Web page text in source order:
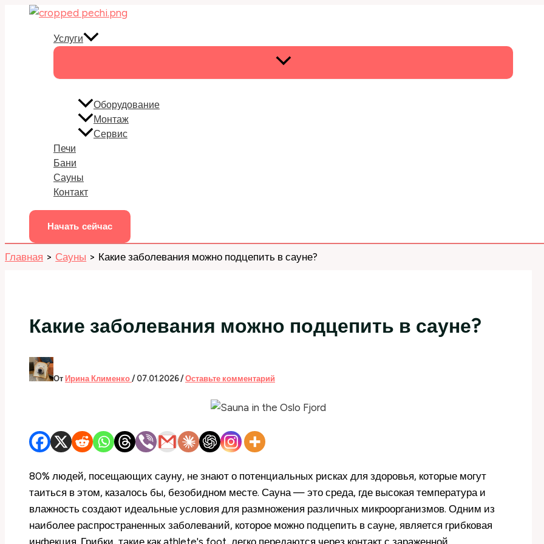
Перейти
содержимому
Услуги
Оборудование
Монтаж
Сервис
Печи
Бани
Сауны
Контакт
Начать сейчас
Главная Сауны Какие заболевания можно подцепить в сауне?
Какие заболевания можно подцепить в сауне?
От Ирина Клименко / 07.01.2026/Оставьте комментарий
80% людей, посещающих сауну, не знают о потенциальных рисках для здоровья, которые могут
таиться в этом, казалось бы, безобидном месте. Сауна — это среда, где высокая температура и
влажность создают идеальные условия для размножения различных микроорганизмов. Одним из
наиболее распространенных заболеваний, которое можно подцепить в сауне, является грибковая
инфекция. Грибки, такие как athlete's foot, легко передаются через контакт с зараженной